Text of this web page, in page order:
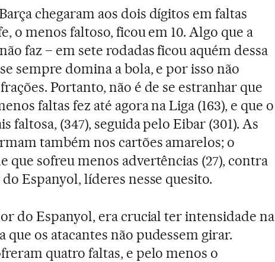
chegaram aos dois dígitos em faltas
o menos faltoso, ficou em 10. Algo que a
faz – em sete rodadas ficou aquém dessa
sempre domina a bola, e por isso não
Portanto, não é de se estranhar que
faltas fez até agora na Liga (163), e que o
faltosa, (347), seguida pelo Eibar (301). As
também nos cartões amarelos; o
que sofreu menos advertências (27), contra
Espanyol, líderes nesse quesito.
do Espanyol, era crucial ter intensidade na
que os atacantes não pudessem girar.
quatro faltas, e pelo menos o